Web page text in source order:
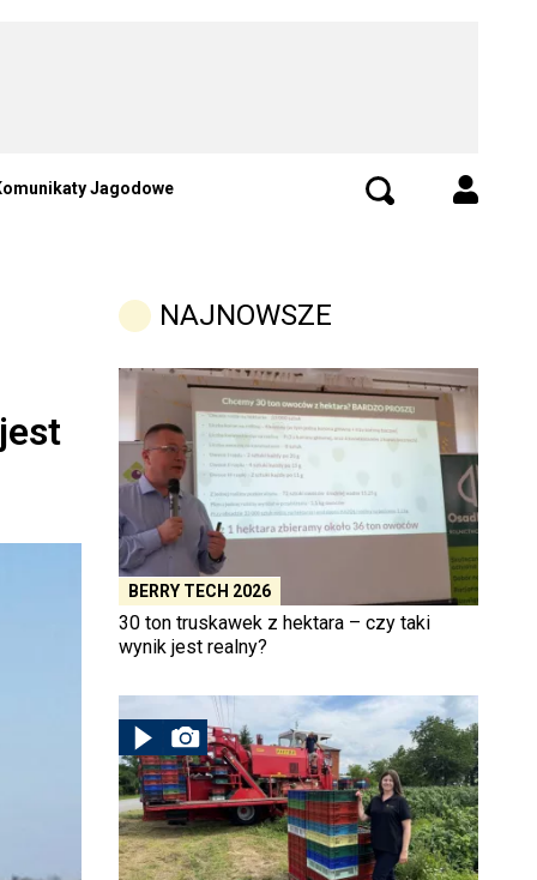
Jagodowe
NAJNOWSZE
BERRY TECH 2026
30 ton truskawek z hektara – czy taki
wynik jest realny?